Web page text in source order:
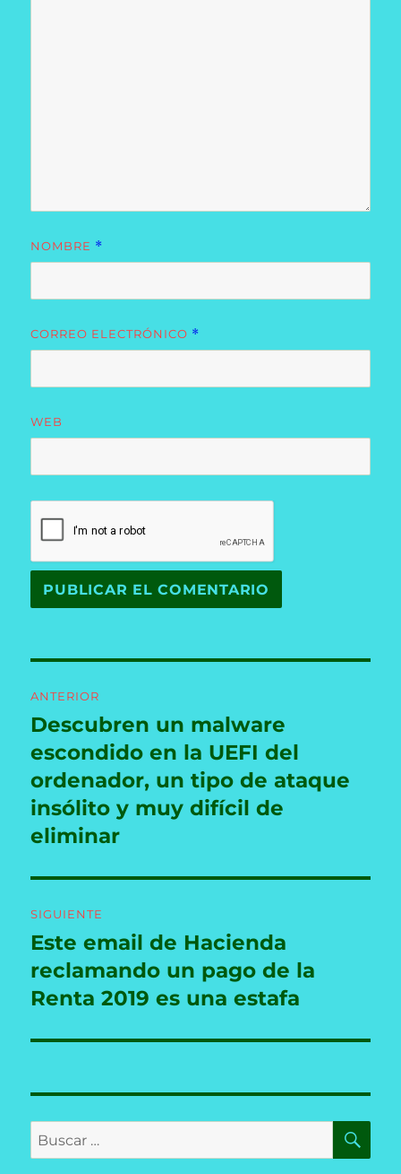
NOMBRE *
CORREO ELECTRÓNICO *
WEB
de
entradas
ANTERIOR
Entrada
anterior:
Descubren un malware
escondido en la UEFI del
ordenador, un tipo de ataque
insólito y muy difícil de
eliminar
SIGUIENTE
Entrada
siguiente:
Este email de Hacienda
reclamando un pago de la
Renta 2019 es una estafa
Buscar
por: